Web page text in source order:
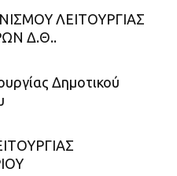
ΛΕΙΤΟΥΡΓΙΑΣ
Δ.Θ..
Δημοτικού